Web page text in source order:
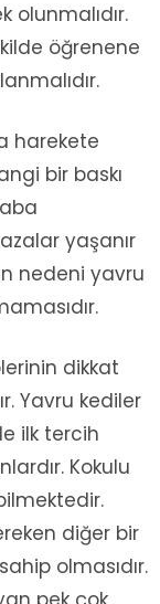
olunmalıdır.
öğrenene
harekete
bir baskı
yaşanır
nedeni yavru
dikkat
Yavru kediler
ilk tercih
Kokulu
diğer bir
olmasıdır.